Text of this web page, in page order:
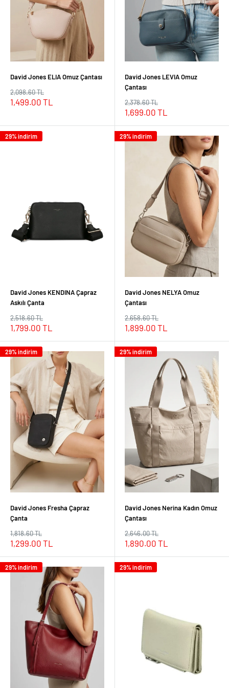
David Jones ELIA Omuz Çantası
İndirimli
1,499.00 TL
Normal
fiyat
2,098.60 TL
David Jones LEVIA Omuz
Çantası
İndirimli
1,699.00 TL
Normal
fiyat
2,378.60 TL
29% indirim
David Jones KENDINA Çapraz
Askılı Çanta
İndirimli
1,799.00 TL
Normal
fiyat
2,518.60 TL
29% indirim
David Jones NELYA Omuz
Çantası
İndirimli
1,899.00 TL
Normal
fiyat
2,658.60 TL
29% indirim
David Jones Fresha Çapraz
Çanta
İndirimli
1,299.00 TL
Normal
fiyat
1,818.60 TL
29% indirim
David Jones Nerina Kadın Omuz
Çantası
İndirimli
1,890.00 TL
Normal
fiyat
2,646.00 TL
29% indirim 29% indirim